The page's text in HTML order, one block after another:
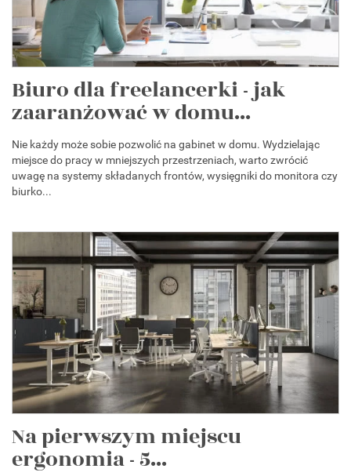
Biuro dla freelancerki - jak
zaaranżować w domu...
Nie każdy może sobie pozwolić na gabinet w domu. Wydzielając
miejsce do pracy w mniejszych przestrzeniach, warto zwrócić
uwagę na systemy składanych frontów, wysięgniki do monitora czy
biurko...
Na pierwszym miejscu
ergonomia - 5...